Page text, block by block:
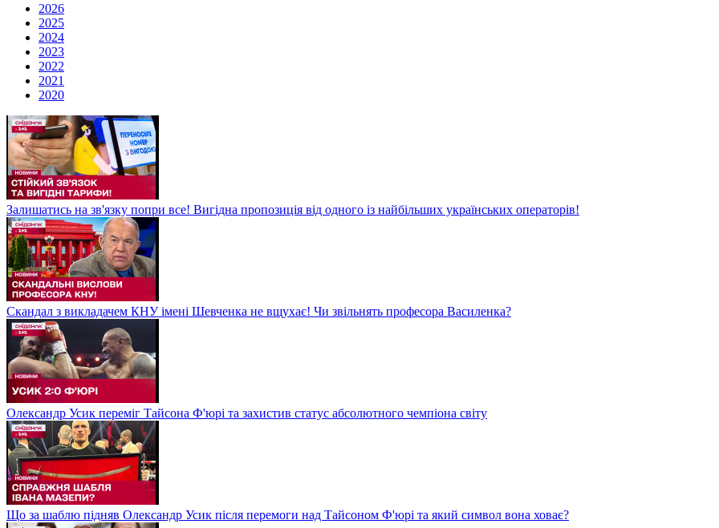
2026
2025
2024
2023
2022
2021
2020
Залишатись на зв'язку попри все! Вигідна пропозиція від одного із найбільших українських операторів!
Скандал з викладачем КНУ імені Шевченка не вщухає! Чи звільнять професора Василенка?
Олександр Усик переміг Тайсона Ф'юрі та захистив статус абсолютного чемпіона світу
Що за шаблю підняв Олександр Усик після перемоги над Тайсоном Ф'юрі та який символ вона ховає?